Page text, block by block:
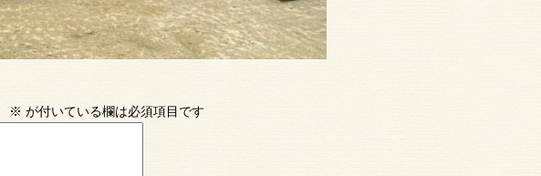
※ が付いている欄は必須項目です